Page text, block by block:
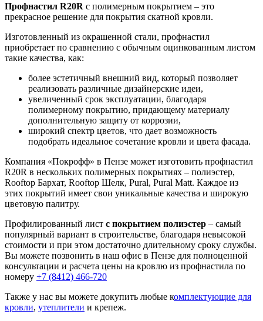
Профнастил R20R с полимерным покрытием – это
прекрасное решение для покрытия скатной кровли.
Изготовленный из окрашенной стали, профнастил
приобретает по сравнению с обычным оцинкованным листом
такие качества, как:
более эстетичный внешний вид, который позволяет
реализовать различные дизайнерские идеи,
увеличенный срок эксплуатации, благодаря
полимерному покрытию, придающему материалу
дополнительную защиту от коррозии,
широкий спектр цветов, что дает возможность
подобрать идеальное сочетание кровли и цвета фасада.
Компания «Покрофф» в Пензе может изготовить профнастил
R20R в нескольких полимерных покрытиях – полиэстер,
Rooftop Бархат, Rooftop Шелк, Pural, Pural Matt. Каждое из
этих покрытий имеет свои уникальные качества и широкую
цветовую палитру.
Профилированный лист с покрытием полиэстер – самый
популярный вариант в строительстве, благодаря невысокой
стоимости и при этом достаточно длительному сроку службы.
Вы можете позвонить в наш офис в Пензе для полноценной
консультации и расчета цены на кровлю из профнастила по
номеру +7 (8412) 466-720
Также у нас вы можете докупить любые комплектующие для
кровли, утеплители и крепеж.